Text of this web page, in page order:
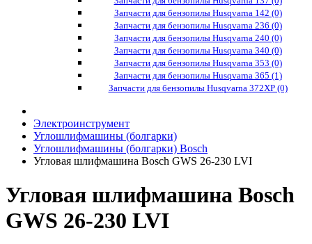
Запчасти для бензопилы Husqvarna 142 (0)
Запчасти для бензопилы Husqvarna 236 (0)
Запчасти для бензопилы Husqvarna 240 (0)
Запчасти для бензопилы Husqvarna 340 (0)
Запчасти для бензопилы Husqvarna 353 (0)
Запчасти для бензопилы Husqvarna 365 (1)
Запчасти для бензопилы Husqvarna 372XP (0)
Электроинструмент
Углошлифмашины (болгарки)
Углошлифмашины (болгарки) Bosch
Угловая шлифмашина Bosch GWS 26-230 LVI
Угловая шлифмашина Bosch
GWS 26-230 LVI